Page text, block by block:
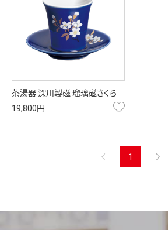
茶湯器 深川製磁 瑠璃磁さくら
19,800円
1